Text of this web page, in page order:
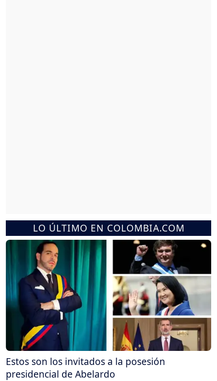
LO ÚLTIMO EN COLOMBIA.COM
Estos son los invitados a la posesión
presidencial de Abelardo